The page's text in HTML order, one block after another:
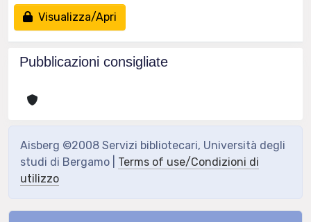
Visualizza/Apri
Pubblicazioni consigliate
Aisberg ©2008 Servizi bibliotecari, Università degli
studi di Bergamo | Terms of use/Condizioni di
utilizzo